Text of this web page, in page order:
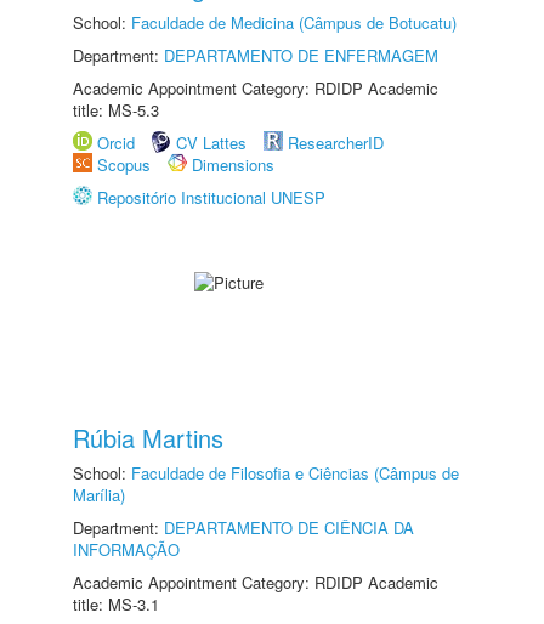
School: Faculdade de Medicina (Câmpus de Botucatu)
Department: DEPARTAMENTO DE ENFERMAGEM
Academic Appointment Category: RDIDP Academic
title: MS-5.3
Orcid
CV Lattes
ResearcherID
Scopus
Dimensions
Repositório Institucional UNESP
Rúbia Martins
School: Faculdade de Filosofia e Ciências (Câmpus de
Marília)
Department: DEPARTAMENTO DE CIÊNCIA DA
INFORMAÇÃO
Academic Appointment Category: RDIDP Academic
title: MS-3.1